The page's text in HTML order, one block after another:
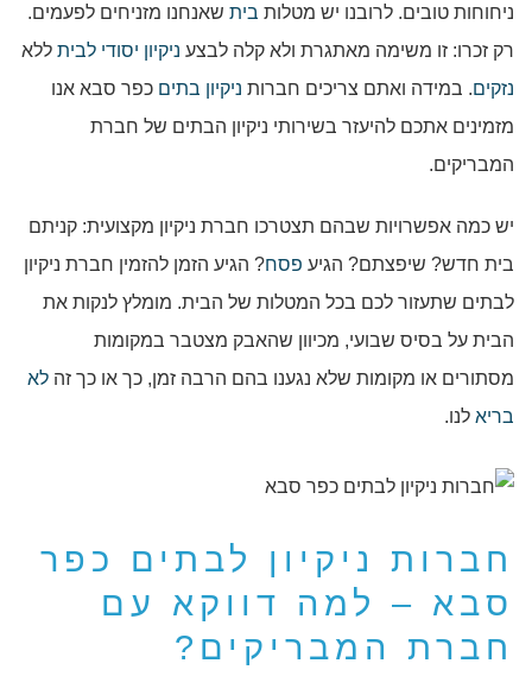
ניחוחות טובים. לרובנו יש מטלות בית שאנחנו מזניחים לפעמים.
רק זכרו: זו משימה מאתגרת ולא קלה לבצע ניקיון יסודי לבית ללא
נזקים. במידה ואתם צריכים חברות ניקיון בתים כפר סבא אנו
מזמינים אתכם להיעזר בשירותי ניקיון הבתים של חברת
המבריקים.
יש כמה אפשרויות שבהם תצטרכו חברת ניקיון מקצועית: קניתם
בית חדש? שיפצתם? הגיע פסח? הגיע הזמן להזמין חברת ניקיון
לבתים שתעזור לכם בכל המטלות של הבית. מומלץ לנקות את
הבית על בסיס שבועי, מכיוון שהאבק מצטבר במקומות
מסתורים או מקומות שלא נגענו בהם הרבה זמן, כך או כך זה לא
בריא לנו.
חברות ניקיון לבתים כפר
סבא – למה דווקא עם
חברת המבריקים?